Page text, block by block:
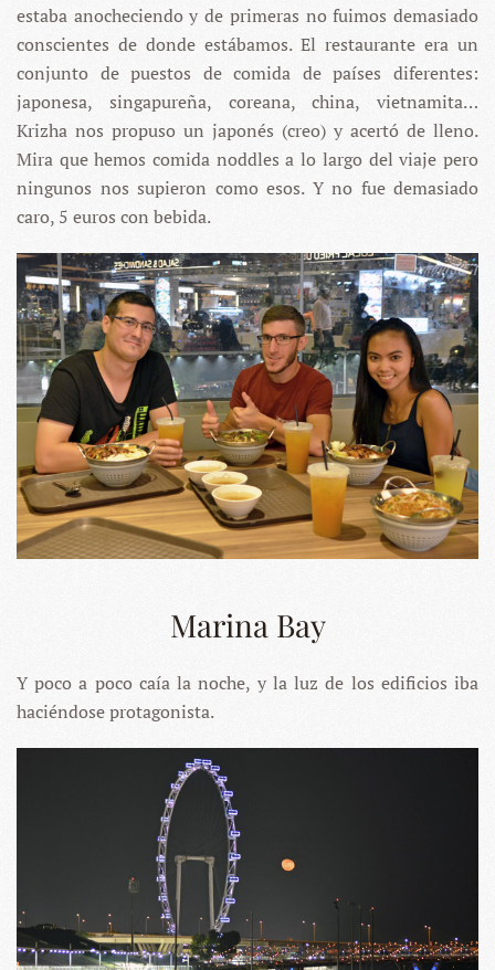
estaba anocheciendo y de primeras no fuimos demasiado
conscientes de donde estábamos. El restaurante era un
conjunto de puestos de comida de países diferentes:
japonesa, singapureña, coreana, china, vietnamita…
Krizha nos propuso un japonés (creo) y acertó de lleno.
Mira que hemos comida noddles a lo largo del viaje pero
ningunos nos supieron como esos. Y no fue demasiado
caro, 5 euros con bebida.
Marina Bay
Y poco a poco caía la noche, y la luz de los edificios iba
haciéndose protagonista.